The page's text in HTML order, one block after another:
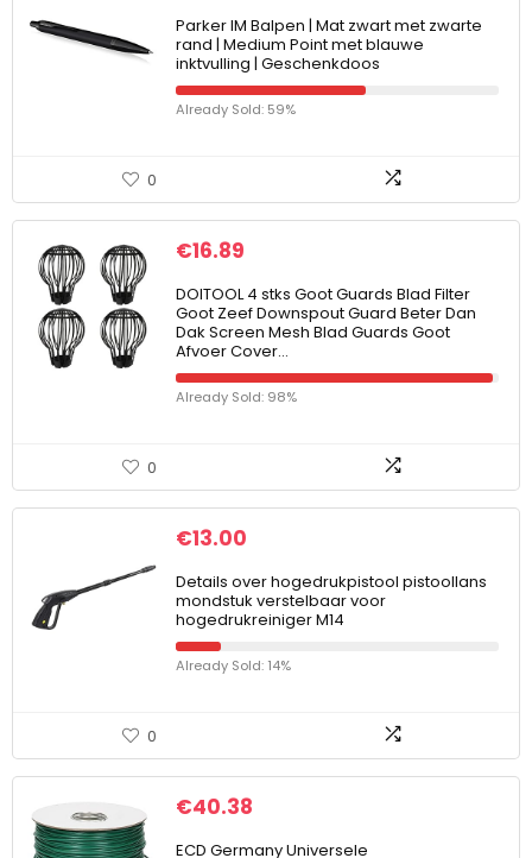
Parker IM Balpen | Mat zwart met zwarte
rand | Medium Point met blauwe
inktvulling | Geschenkdoos
Already Sold: 59%
0
€16.89
DOITOOL 4 stks Goot Guards Blad Filter
Goot Zeef Downspout Guard Beter Dan
Dak Screen Mesh Blad Guards Goot
Afvoer Cover…
Already Sold: 98%
0
€13.00
Details over hogedrukpistool pistoollans
mondstuk verstelbaar voor
hogedrukreiniger M14
Already Sold: 14%
0
€40.38
ECD Germany Universele